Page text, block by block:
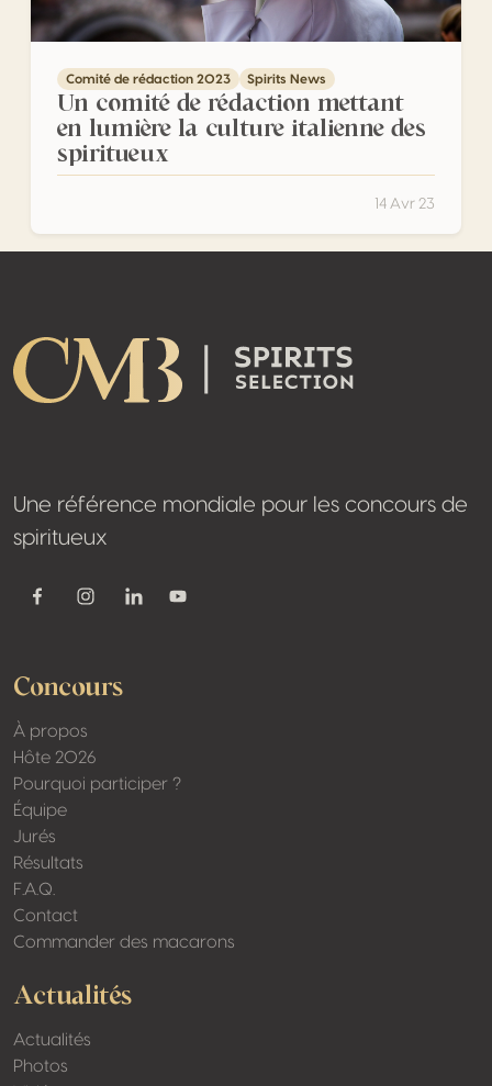
Comité de rédaction 2023 Spirits News
Un comité de rédaction mettant
en lumière la culture italienne des
spiritueux
14 Avr 23
Une référence mondiale pour les concours de
spiritueux
FacebookInstagramLinkedinYoutube
Concours
À propos
Hôte 2026
Pourquoi participer ?
Équipe
Jurés
Résultats
F.A.Q.
Contact
Commander des macarons
Actualités
Actualités
Photos